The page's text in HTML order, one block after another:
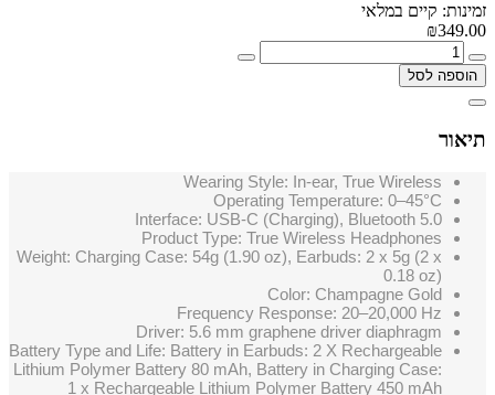
זמינות: קיים במלאי
₪349.00
הוספה לסל
תיאור
Wearing Style: In-ear, True Wireless
Operating Temperature: 0–45°C
Interface: USB-C (Charging), Bluetooth 5.0
Product Type: True Wireless Headphones
Weight: Charging Case: 54g (1.90 oz), Earbuds: 2 x 5g (2 x
0.18 oz)
Color: Champagne Gold
Frequency Response: 20–20,000 Hz
Driver: 5.6 mm graphene driver diaphragm
Battery Type and Life: Battery in Earbuds: 2 X Rechargeable
Lithium Polymer Battery 80 mAh, Battery in Charging Case:
1 x Rechargeable Lithium Polymer Battery 450 mAh